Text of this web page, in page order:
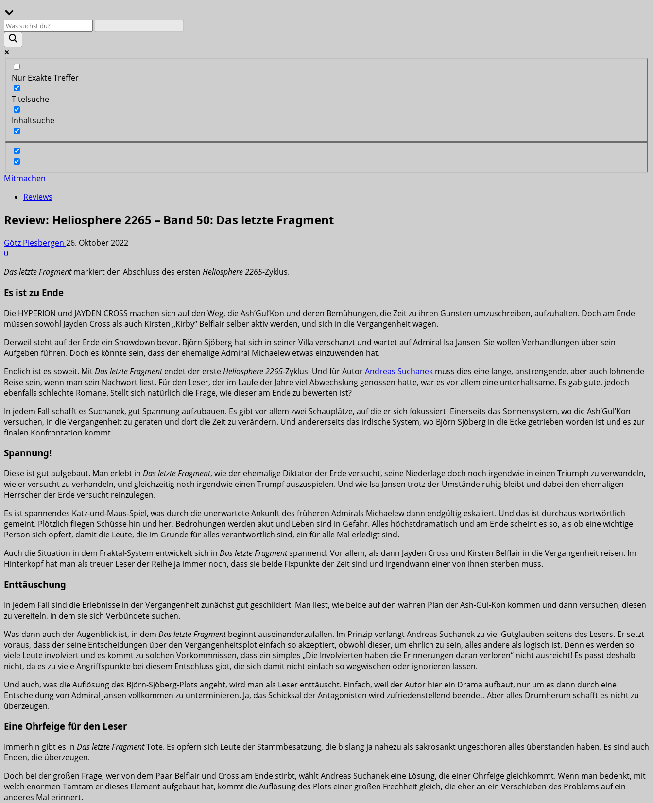
Nur Exakte Treffer
Titelsuche
Inhaltsuche
Mitmachen
Reviews
Review: Heliosphere 2265 – Band 50: Das letzte Fragment
Götz Piesbergen 26. Oktober 2022
0
Das letzte Fragmentmarkiert den Abschluss des ersten Heliosphere 2265-Zyklus.
Es ist zu Ende
Die HYPERION und JAYDEN CROSS machen sich auf den Weg, die Ash’Gul’Kon und deren Bemühungen, die Zeit zu ihren Gunsten umzuschreiben, aufzuhalten. Doch am Ende
müssen sowohl Jayden Cross als auch Kirsten „Kirby“ Belflair selber aktiv werden, und sich in die Vergangenheit wagen.
Derweil steht auf der Erde ein Showdown bevor. Björn Sjöberg hat sich in seiner Villa verschanzt und wartet auf Admiral Isa Jansen. Sie wollen Verhandlungen über sein
Aufgeben führen. Doch es könnte sein, dass der ehemalige Admiral Michaelew etwas einzuwenden hat.
Endlich ist es soweit. MitDas letzte Fragmentendet der ersteHeliosphere 2265-Zyklus. Und für AutorAndreas Suchanek muss dies eine lange, anstrengende, aber auch lohnende
Reise sein, wenn man sein Nachwort liest. Für den Leser, der im Laufe der Jahre viel Abwechslung genossen hatte, war es vor allem eine unterhaltsame. Es gab gute, jedoch
ebenfalls schlechte Romane. Stellt sich natürlich die Frage, wie dieser am Ende zu bewerten ist?
In jedem Fall schafft es Suchanek, gut Spannung aufzubauen. Es gibt vor allem zwei Schauplätze, auf die er sich fokussiert. Einerseits das Sonnensystem, wo die Ash’Gul’Kon
versuchen, in die Vergangenheit zu geraten und dort die Zeit zu verändern. Und andererseits das irdische System, wo Björn Sjöberg in die Ecke getrieben worden ist und es zur
finalen Konfrontation kommt.
Spannung!
Diese ist gut aufgebaut. Man erlebt in Das letzte Fragment, wie der ehemalige Diktator der Erde versucht, seine Niederlage doch noch irgendwie in einen Triumph zu verwandeln,
wie er versucht zu verhandeln, und gleichzeitig noch irgendwie einen Trumpf auszuspielen. Und wie Isa Jansen trotz der Umstände ruhig bleibt und dabei den ehemaligen
Herrscher der Erde versucht reinzulegen.
Es ist spannendes Katz-und-Maus-Spiel, was durch die unerwartete Ankunft des früheren Admirals Michaelew dann endgültig eskaliert. Und das ist durchaus wortwörtlich
gemeint. Plötzlich fliegen Schüsse hin und her, Bedrohungen werden akut und Leben sind in Gefahr. Alles höchstdramatisch und am Ende scheint es so, als ob eine wichtige
Person sich opfert, damit die Leute, die im Grunde für alles verantwortlich sind, ein für alle Mal erledigt sind.
Auch die Situation in dem Fraktal-System entwickelt sich in Das letzte Fragmentspannend. Vor allem, als dann Jayden Cross und Kirsten Belflair in die Vergangenheit reisen. Im
Hinterkopf hat man als treuer Leser der Reihe ja immer noch, dass sie beide Fixpunkte der Zeit sind und irgendwann einer von ihnen sterben muss.
Enttäuschung
In jedem Fall sind die Erlebnisse in der Vergangenheit zunächst gut geschildert. Man liest, wie beide auf den wahren Plan der Ash-Gul-Kon kommen und dann versuchen, diesen
zu vereiteln, in dem sie sich Verbündete suchen.
Was dann auch der Augenblick ist, in dem Das letzte Fragmentbeginnt auseinanderzufallen. Im Prinzip verlangt Andreas Suchanek zu viel Gutglauben seitens des Lesers. Er setzt
voraus, dass der seine Entscheidungen über den Vergangenheitsplot einfach so akzeptiert, obwohl dieser, um ehrlich zu sein, alles andere als logisch ist. Denn es werden so
viele Leute involviert und es kommt zu solchen Vorkommnissen, dass ein simples „Die Involvierten haben die Erinnerungen daran verloren“ nicht ausreicht! Es passt deshalb
nicht, da es zu viele Angriffspunkte bei diesem Entschluss gibt, die sich damit nicht einfach so wegwischen oder ignorieren lassen.
Und auch, was die Auflösung des Björn-Sjöberg-Plots angeht, wird man als Leser enttäuscht. Einfach, weil der Autor hier ein Drama aufbaut, nur um es dann durch eine
Entscheidung von Admiral Jansen vollkommen zu unterminieren. Ja, das Schicksal der Antagonisten wird zufriedenstellend beendet. Aber alles Drumherum schafft es nicht zu
überzeugen.
Eine Ohrfeige für den Leser
Immerhin gibt es in Das letzte FragmentTote. Es opfern sich Leute der Stammbesatzung, die bislang ja nahezu als sakrosankt ungeschoren alles überstanden haben. Es sind auch
Enden, die überzeugen.
Doch bei der großen Frage, wer von dem Paar Belflair und Cross am Ende stirbt, wählt Andreas Suchanek eine Lösung, die einer Ohrfeige gleichkommt. Wenn man bedenkt, mit
welch enormen Tamtam er dieses Element aufgebaut hat, kommt die Auflösung des Plots einer großen Frechheit gleich, die eher an ein Verschieben des Problems auf ein
anderes Mal erinnert.